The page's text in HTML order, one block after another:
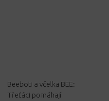
Beeboti a včelka BEE:
Třeťáci pomáhají